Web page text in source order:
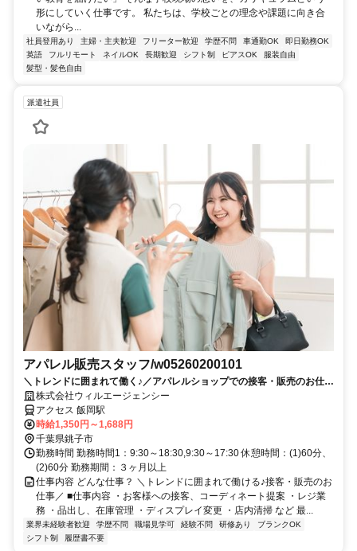
形にしていく仕事です。 私たちは、学校ごとの理念や課題に向き合
いながら...
社員登用あり 主婦・主夫歓迎 フリーター歓迎 学歴不問 車通勤OK
即日勤務OK
英語
フルリモート ネイルOK 長期歓迎 シフト制 ピアスOK
服装自由
髪型・髪色自由
派遣社員
アパレル販売スタッフ/w05260200101
＼トレンドに囲まれて働く♪／アパレルショップでの接客・販売のお仕
事！週3日～の少なめ勤務でプライベートも充実☆彡
株式会社ウィルエージェンシー
アクセス 飯岡駅
時給1,350円～1,688円
千葉県銚子市
勤務時間 勤務時間1：9:30～18:30,9:30～17:30 休憩時間：(1)60分、
(2)60分 勤務期間：３ヶ月以上
仕事内容 どんな仕事？ ＼トレンドに囲まれて働ける♪接客・販売のお
仕事／ ■仕事内容 ・お客様への接客、コーディネート提案 ・レジ業
務 ・品出し、在庫管理 ・ディスプレイ変更 ・店内清掃 など 最...
業界未経験者歓迎 学歴不問 職場見学可 経験不問 研修あり
ブランクOK
シフト制
履歴書不要